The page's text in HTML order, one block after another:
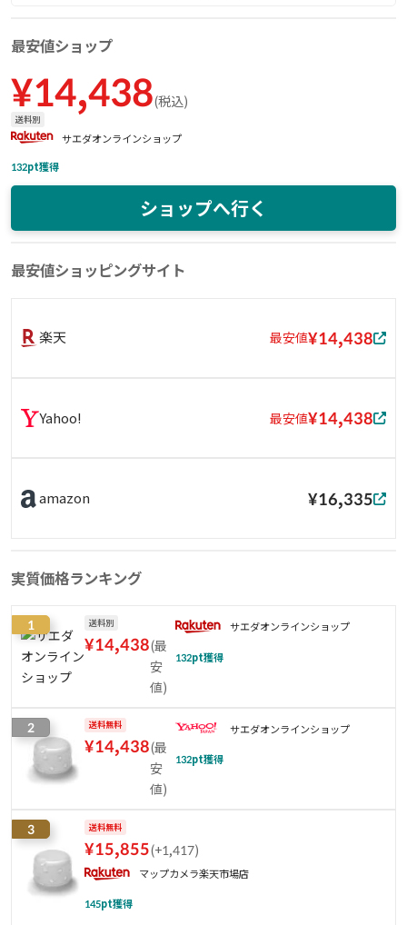
最安値ショップ
¥14,438(税込)
送料別
サエダオンラインショップ
132pt獲得
ショップへ行く
最安値ショッピングサイト
楽天 最安値¥14,438
Yahoo! 最安値¥14,438
amazon ¥16,335
実質価格ランキング
1 送料別
¥14,438(最
安
値)
サエダオンラインショップ
132pt獲得
2 送料無料
¥14,438(最
安
値)
サエダオンラインショップ
132pt獲得
3 送料無料
¥15,855(+1,417)
マップカメラ楽天市場店
145pt獲得